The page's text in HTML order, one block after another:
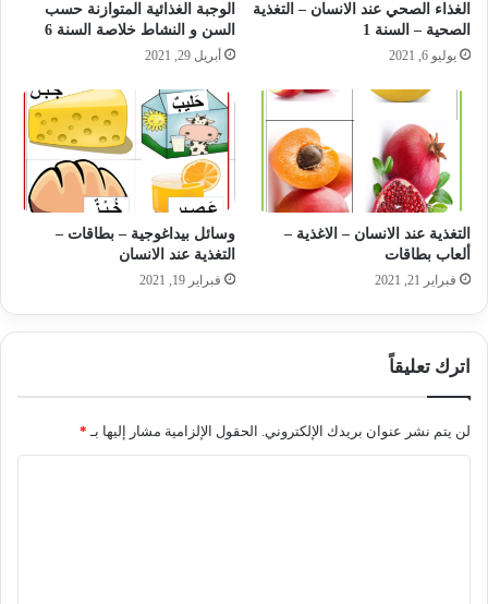
الغذاء الصحي عند الانسان – التغذية
الصحية – السنة 1
يوليو 6, 2021
الوجبة الغذائية المتوازنة حسب
السن و النشاط خلاصة السنة 6
أبريل 29, 2021
التغذية عند الانسان – الاغذية –
ألعاب بطاقات
فبراير 21, 2021
وسائل بيداغوجية – بطاقات –
التغذية عند الانسان
فبراير 19, 2021
اترك تعليقاً
لن يتم نشر عنوان بريدك الإلكتروني. الحقول الإلزامية مشار إليها بـ *